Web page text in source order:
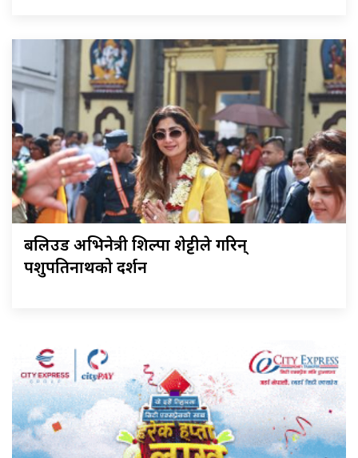
बलिउड अभिनेत्री शिल्पा शेट्टीले गरिन्
पशुपतिनाथको दर्शन